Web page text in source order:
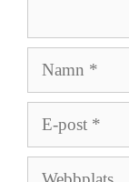
Namn
E-
post
Webbplats